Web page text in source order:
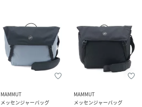
MAMMUT
メッセンジャーバッグ
MAMMUT
メッセンジャーバッグ